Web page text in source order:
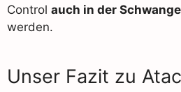
Control auch in der
werden.
Unser Fazit zu